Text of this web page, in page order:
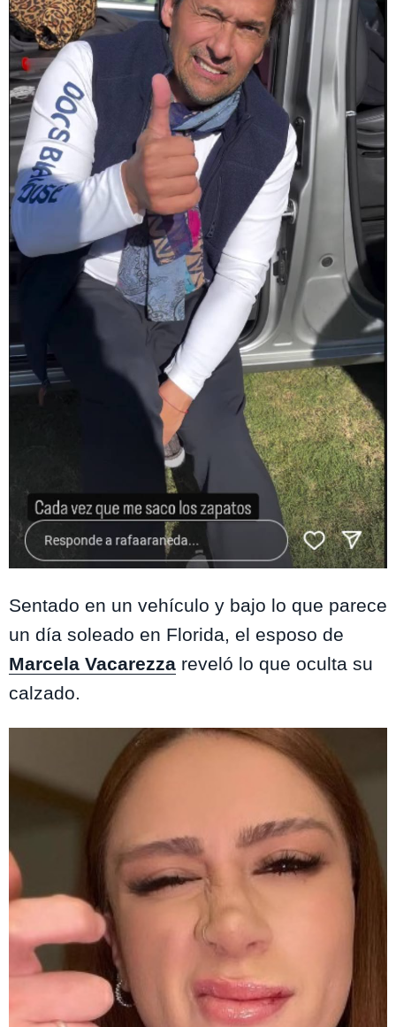
Sentado en un vehículo y bajo lo que parece
un día soleado en Florida, el esposo de
Marcela Vacarezza reveló lo que oculta su
calzado.